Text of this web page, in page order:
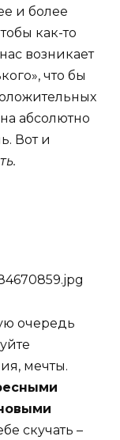
и более
как-то
возникает
что бы
абсолютно
Вот и
очередь
мечты.
скучать –